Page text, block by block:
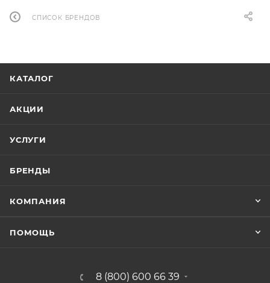
СПИСОК БРЕНДОВ
КАТАЛОГ
АКЦИИ
УСЛУГИ
БРЕНДЫ
КОМПАНИЯ
ПОМОЩЬ
8 (800) 600 66 39